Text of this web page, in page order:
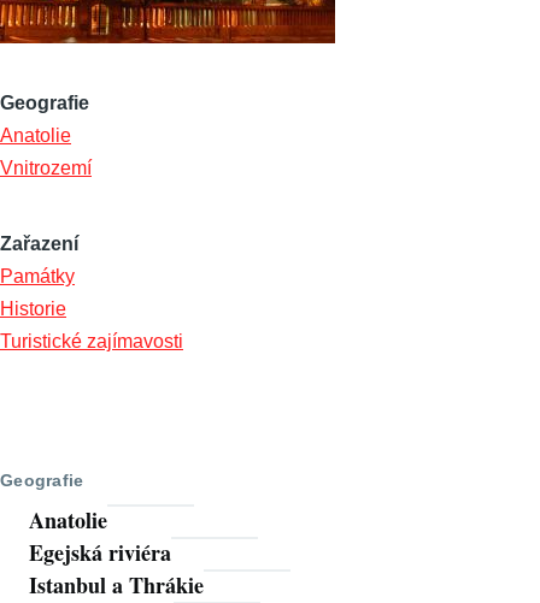
Geografie
Anatolie
Vnitrozemí
Zařazení
Památky
Historie
Turistické zajímavosti
Geografie
Anatolie
Egejská riviéra
Istanbul a Thrákie